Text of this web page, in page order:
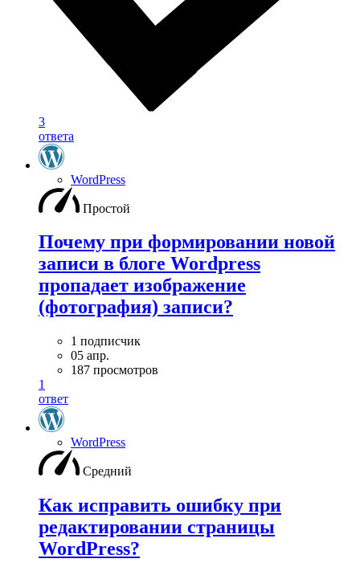
3
ответа
WordPress
Простой
Почему при формировании новой
записи в блоге Wordpress
пропадает изображение
(фотография) записи?
1 подписчик
05 апр.
187 просмотров
1
ответ
WordPress
Средний
Как исправить ошибку при
редактировании страницы
WordPress?